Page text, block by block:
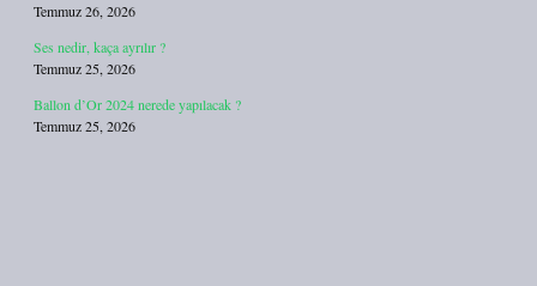
Temmuz 26, 2026
Ses nedir, kaça ayrılır ?
Temmuz 25, 2026
Ballon d’Or 2024 nerede yapılacak ?
Temmuz 25, 2026